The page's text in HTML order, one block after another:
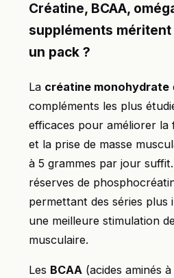
Créatine, BCAA,
suppléments
un pack ?
La créatine monohydrate
compléments les plus
efficaces pour améliorer la
et la prise de masse
à 5 grammes par jour
réserves de
permettant des séries plus
une meilleure stimulation
musculaire.
Les BCAA (acides aminés